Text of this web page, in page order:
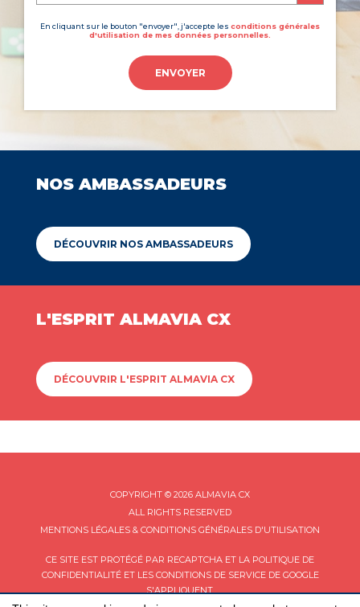
En cliquant sur le bouton "envoyer", j'accepte les conditions générales
d'utilisation de mes données personnelles.
ENVOYER
NOS AMBASSADEURS
DÉCOUVRIR NOS AMBASSADEURS
L'ESPRIT ALMAVIA CX
DÉCOUVRIR L'ESPRIT ALMAVIA CX
COPYRIGHT © 2026 ALMAVIA CX
ALL RIGHTS RESERVED
MENTIONS LÉGALES & CONDITIONS GÉNÉRALES D'UTILISATION
CE SITE EST PROTÉGÉ PAR RECAPTCHA ET LA POLITIQUE DE
CONFIDENTIALITÉET LES CONDITIONS DE SERVICEDE GOOGLE
S'APPLIQUENT.